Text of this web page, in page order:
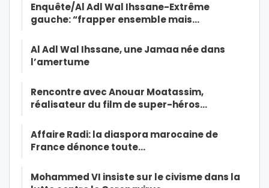
Enquête/Al Adl Wal Ihssane-Extrême
gauche: “frapper ensemble mais…
Al Adl Wal Ihssane, une Jamaa née dans
l’amertume
Rencontre avec Anouar Moatassim,
réalisateur du film de super-héros…
Affaire Radi: la diaspora marocaine de
France dénonce toute…
Mohammed VI insiste sur le civisme dans la